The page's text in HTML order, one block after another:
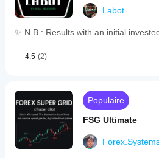
Labot
✨ N.B.: Results with an initial
4.5 (2)
Populaire
FSG Ultimate